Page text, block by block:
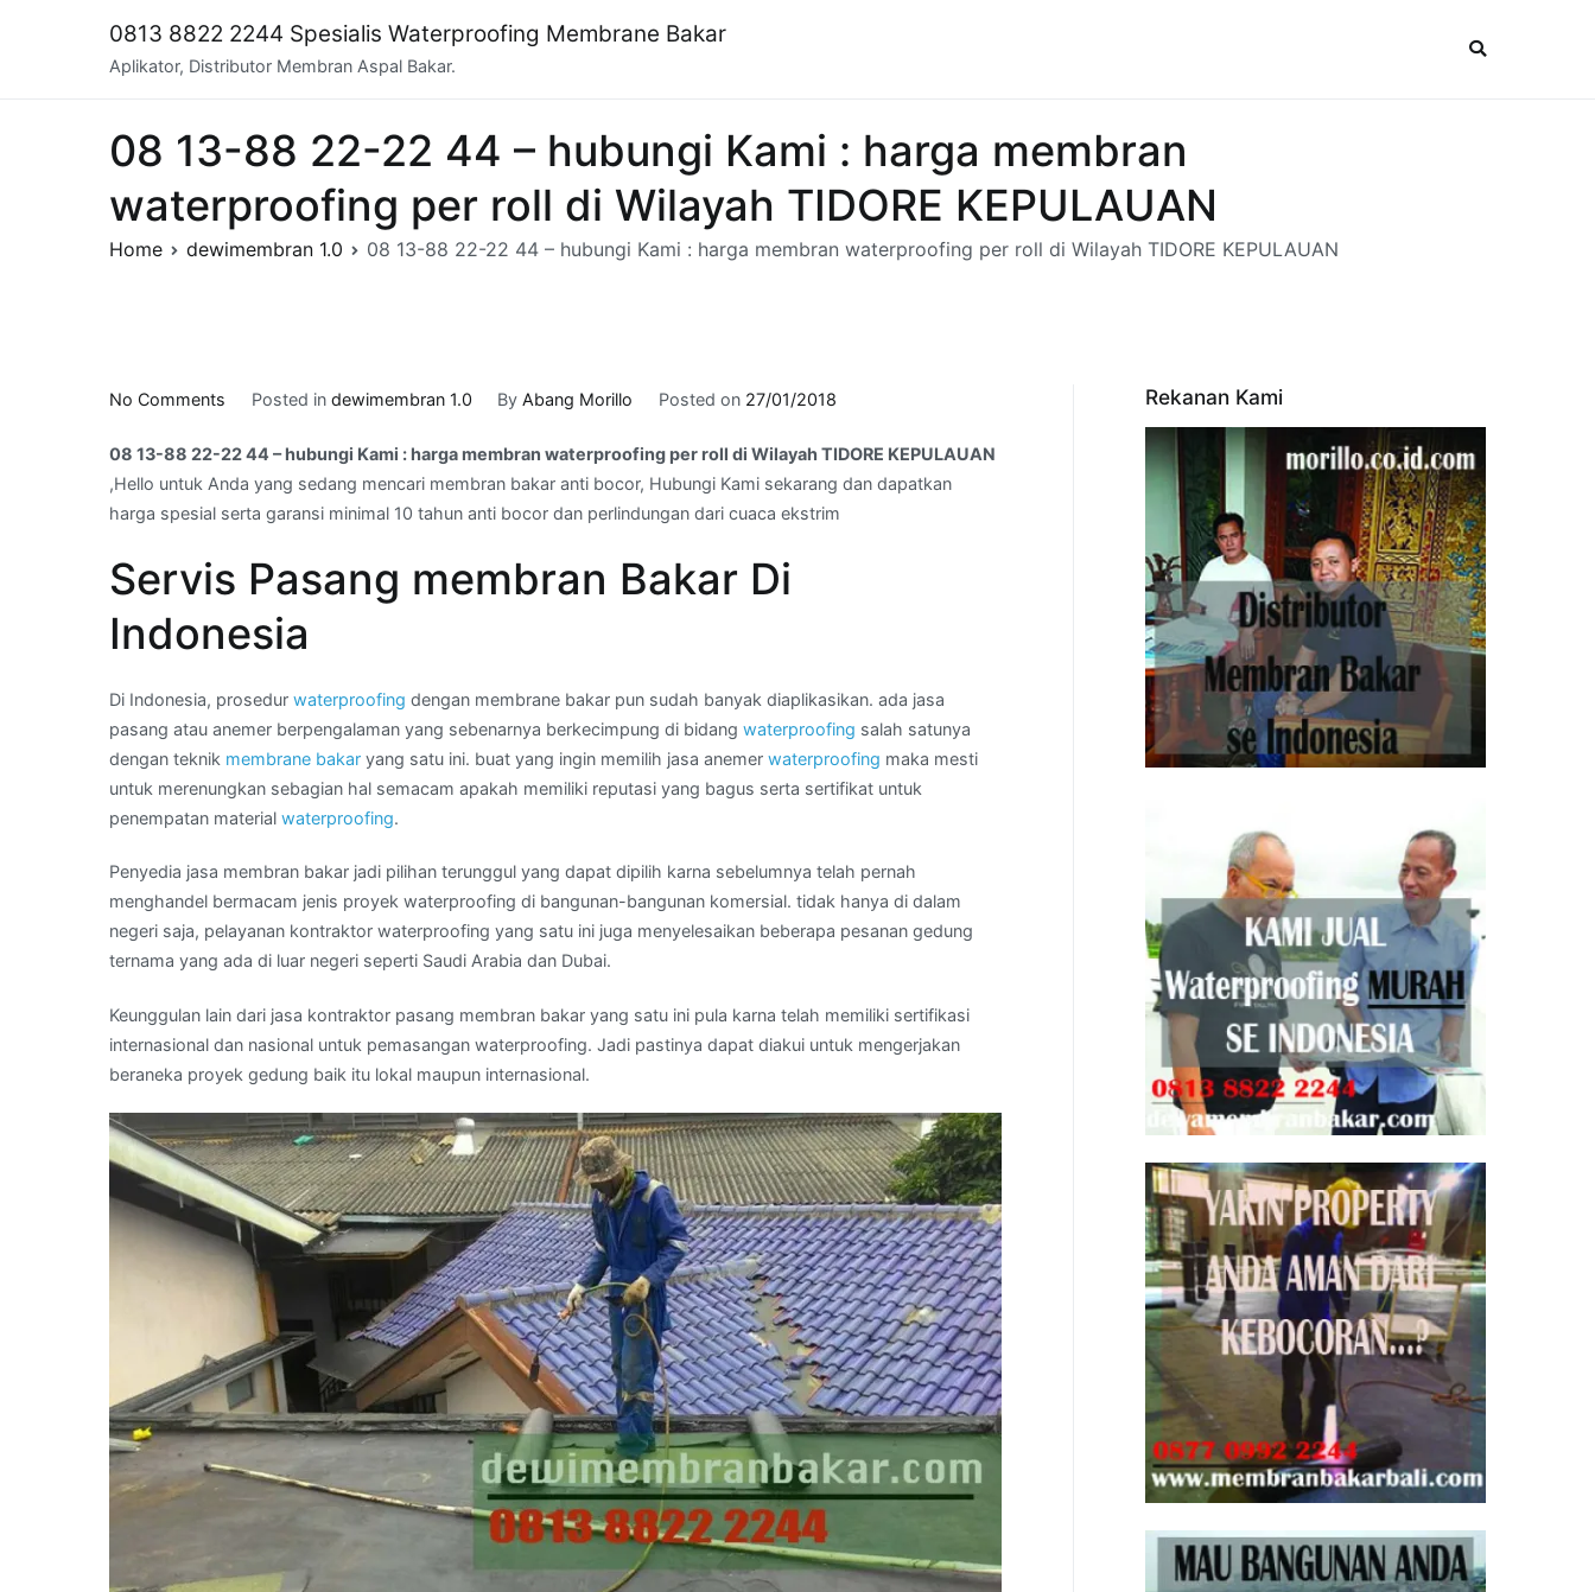
0813 8822 2244 Spesialis Waterproofing Membrane Bakar
Aplikator, Distributor Membran Aspal Bakar.
08 13-88 22-22 44 – hubungi Kami : harga membran
waterproofing per roll di Wilayah TIDORE KEPULAUAN
Home dewimembran 1.0 08 13-88 22-22 44 – hubungi Kami : harga membran waterproofing per roll di Wilayah TIDORE KEPULAUAN
No Comments
13-
88
22-
44
hubungi
:
harga
membran
waterproofing
per
di
Wilayah
TIDORE
KEPULAUAN
Posted in dewimembran 1.0 ByAbang Morillo Posted on 27/01/2018
08 13-88 22-22 44 – hubungi Kami : harga membran waterproofing per roll di Wilayah TIDORE KEPULAUAN
,Hello untuk Anda yang sedang mencari membran bakar anti bocor, Hubungi Kami sekarang dan dapatkan
harga spesial serta garansi minimal 10 tahun anti bocor dan perlindungan dari cuaca ekstrim
Servis Pasang membran Bakar Di
Indonesia
Di Indonesia, prosedur waterproofing dengan membrane bakar pun sudah banyak diaplikasikan. ada jasa
pasang atau anemer berpengalaman yang sebenarnya berkecimpung di bidang waterproofing salah satunya
dengan teknik membrane bakar yang satu ini. buat yang ingin memilih jasa anemer waterproofing maka mesti
untuk merenungkan sebagian hal semacam apakah memiliki reputasi yang bagus serta sertifikat untuk
penempatan material waterproofing.
Penyedia jasa membran bakar jadi pilihan terunggul yang dapat dipilih karna sebelumnya telah pernah
menghandel bermacam jenis proyek waterproofing di bangunan-bangunan komersial. tidak hanya di dalam
negeri saja, pelayanan kontraktor waterproofing yang satu ini juga menyelesaikan beberapa pesanan gedung
ternama yang ada di luar negeri seperti Saudi Arabia dan Dubai.
Keunggulan lain dari jasa kontraktor pasang membran bakar yang satu ini pula karna telah memiliki sertifikasi
internasional dan nasional untuk pemasangan waterproofing. Jadi pastinya dapat diakui untuk mengerjakan
beraneka proyek gedung baik itu lokal maupun internasional.
Rekanan Kami